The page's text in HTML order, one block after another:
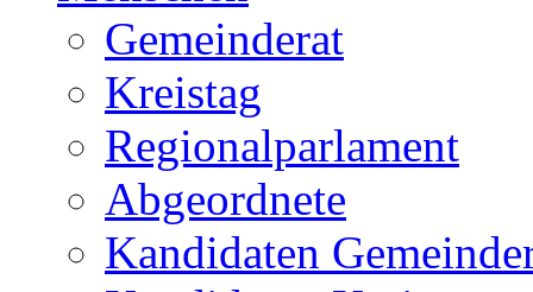
Gemeinderat
Kreistag
Regionalparlament
Abgeordnete
Kandidaten